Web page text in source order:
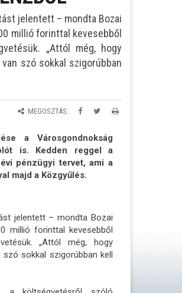
jelentett – mondta Bozai
millió forinttal kevesebből
„Attól még, hogy
szó sokkal szigorúbban
MEGOSZTÁS:
a Városgondnokság
is. Kedden reggel a
pénzügyi tervet, ami a
majd a Közgyűlés.
jelentett – mondta Bozai
millió forinttal kevesebből
„Attól még, hogy
sokkal szigorúbban kell